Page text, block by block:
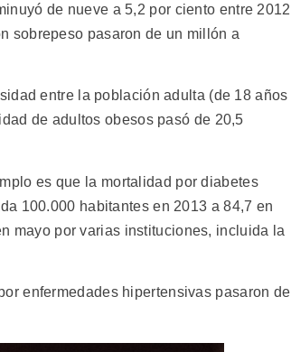
de nueve a 5,2 por ciento entre 2012
sobrepeso pasaron de un millón a
entre la población adulta (de 18 años
de adultos obesos pasó de 20,5
es que la mortalidad por diabetes
100.000 habitantes en 2013 a 84,7 en
mayo por varias instituciones, incluida la
enfermedades hipertensivas pasaron de